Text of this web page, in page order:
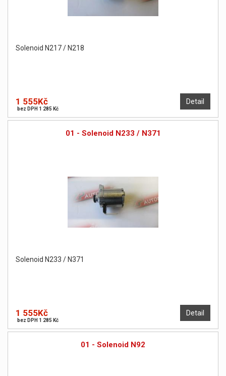
Solenoid N217 / N218
Detail
1 555Kč
bez DPH 1 285 Kč
01 - Solenoid N233 / N371
Solenoid N233 / N371
Detail
1 555Kč
bez DPH 1 285 Kč
01 - Solenoid N92